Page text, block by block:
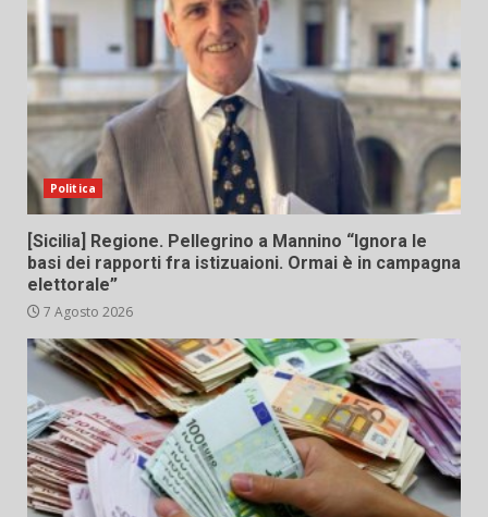
Politica
[Sicilia] Regione. Pellegrino a Mannino “Ignora le
basi dei rapporti fra istizuaioni. Ormai è in campagna
elettorale”
7 Agosto 2026